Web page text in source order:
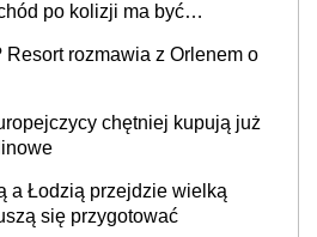
po kolizji ma być
rozmawia z Orlenem o
chętniej kupują już
a Łodzią przejdzie wielką
się przygotować